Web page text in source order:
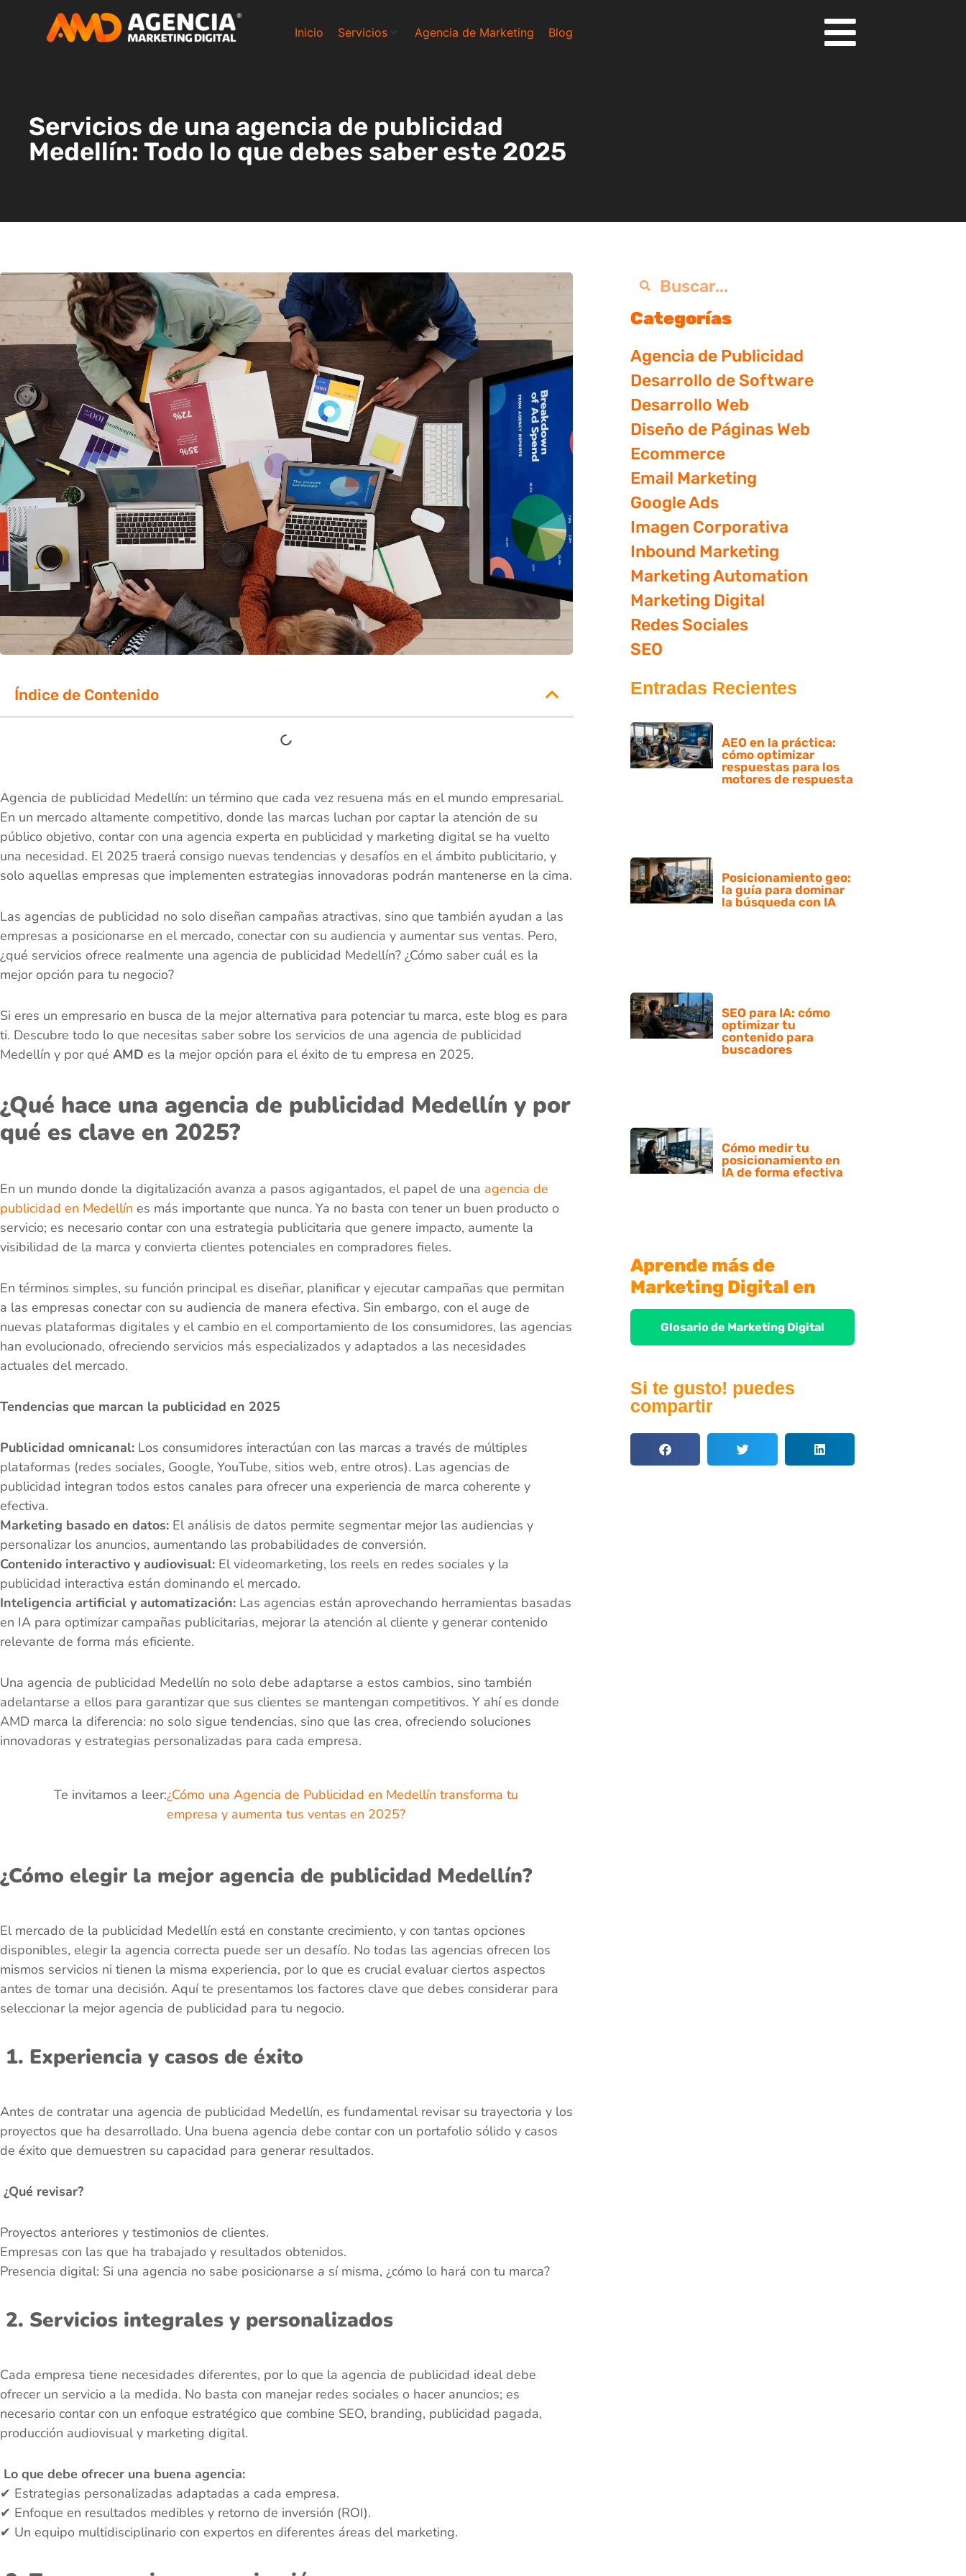
Inicio Servicios Agencia de Marketing Blog
Servicios de una agencia de publicidad
Medellín: Todo lo que debes saber este 2025
Índice de Contenido
Agencia de publicidad Medellín: un término que cada vez resuena más en el mundo empresarial.
En un mercado altamente competitivo, donde las marcas luchan por captar la atención de su
público objetivo, contar con una agencia experta en publicidad y marketing digital se ha vuelto
una necesidad. El 2025 traerá consigo nuevas tendencias y desafíos en el ámbito publicitario, y
solo aquellas empresas que implementen estrategias innovadoras podrán mantenerse en la cima.
Las agencias de publicidad no solo diseñan campañas atractivas, sino que también ayudan a las
empresas a posicionarse en el mercado, conectar con su audiencia y aumentar sus ventas. Pero,
¿qué servicios ofrece realmente una agencia de publicidad Medellín? ¿Cómo saber cuál es la
mejor opción para tu negocio?
Si eres un empresario en busca de la mejor alternativa para potenciar tu marca, este blog es para
ti. Descubre todo lo que necesitas saber sobre los servicios de una agencia de publicidad
Medellín y por qué AMD es la mejor opción para el éxito de tu empresa en 2025.
¿Qué hace una agencia de publicidad Medellín y por
qué es clave en 2025?
En un mundo donde la digitalización avanza a pasos agigantados, el papel de una agencia de
publicidad en Medellín es más importante que nunca. Ya no basta con tener un buen producto o
servicio; es necesario contar con una estrategia publicitaria que genere impacto, aumente la
visibilidad de la marca y convierta clientes potenciales en compradores fieles.
En términos simples, su función principal es diseñar, planificar y ejecutar campañas que permitan
a las empresas conectar con su audiencia de manera efectiva. Sin embargo, con el auge de
nuevas plataformas digitales y el cambio en el comportamiento de los consumidores, las agencias
han evolucionado, ofreciendo servicios más especializados y adaptados a las necesidades
actuales del mercado.
Tendencias que marcan la publicidad en 2025
Publicidad omnicanal: Los consumidores interactúan con las marcas a través de múltiples
plataformas (redes sociales, Google, YouTube, sitios web, entre otros). Las agencias de
publicidad integran todos estos canales para ofrecer una experiencia de marca coherente y
efectiva.
Marketing basado en datos: El análisis de datos permite segmentar mejor las audiencias y
personalizar los anuncios, aumentando las probabilidades de conversión.
Contenido interactivo y audiovisual: El videomarketing, los reels en redes sociales y la
publicidad interactiva están dominando el mercado.
Inteligencia artificial y automatización: Las agencias están aprovechando herramientas basadas
en IA para optimizar campañas publicitarias, mejorar la atención al cliente y generar contenido
relevante de forma más eficiente.
Una agencia de publicidad Medellín no solo debe adaptarse a estos cambios, sino también
adelantarse a ellos para garantizar que sus clientes se mantengan competitivos. Y ahí es donde
AMD marca la diferencia: no solo sigue tendencias, sino que las crea, ofreciendo soluciones
innovadoras y estrategias personalizadas para cada empresa.
Te invitamos a leer:¿Cómo una Agencia de Publicidad en Medellín transforma tu
empresa y aumenta tus ventas en 2025?
¿Cómo elegir la mejor agencia de publicidad Medellín?
El mercado de la publicidad Medellín está en constante crecimiento, y con tantas opciones
disponibles, elegir la agencia correcta puede ser un desafío. No todas las agencias ofrecen los
mismos servicios ni tienen la misma experiencia, por lo que es crucial evaluar ciertos aspectos
antes de tomar una decisión. Aquí te presentamos los factores clave que debes considerar para
seleccionar la mejor agencia de publicidad para tu negocio.
1. Experiencia y casos de éxito
Antes de contratar una agencia de publicidad Medellín, es fundamental revisar su trayectoria y los
proyectos que ha desarrollado. Una buena agencia debe contar con un portafolio sólido y casos
de éxito que demuestren su capacidad para generar resultados.
¿Qué revisar?
Proyectos anteriores y testimonios de clientes.
Empresas con las que ha trabajado y resultados obtenidos.
Presencia digital: Si una agencia no sabe posicionarse a sí misma, ¿cómo lo hará con tu marca?
2. Servicios integrales y personalizados
Cada empresa tiene necesidades diferentes, por lo que la agencia de publicidad ideal debe
ofrecer un servicio a la medida. No basta con manejar redes sociales o hacer anuncios; es
necesario contar con un enfoque estratégico que combine SEO, branding, publicidad pagada,
producción audiovisual y marketing digital.
Lo que debe ofrecer una buena agencia:
✔ Estrategias personalizadas adaptadas a cada empresa.
✔ Enfoque en resultados medibles y retorno de inversión (ROI).
✔ Un equipo multidisciplinario con expertos en diferentes áreas del marketing.
Categorías
Agencia de Publicidad
Desarrollo de Software
Desarrollo Web
Diseño de Páginas Web
Ecommerce
Email Marketing
Google Ads
Imagen Corporativa
Inbound Marketing
Marketing Automation
Marketing Digital
Redes Sociales
SEO
Entradas Recientes
AEO en la práctica:
cómo optimizar
respuestas para los
motores de respuesta
Posicionamiento geo:
la guía para dominar
la búsqueda con IA
SEO para IA: cómo
optimizar tu
contenido para
buscadores
Cómo medir tu
posicionamiento en
IA de forma efectiva
Aprende más de
Marketing Digital en
Glosario de Marketing Digital
Si te gusto! puedes
compartir